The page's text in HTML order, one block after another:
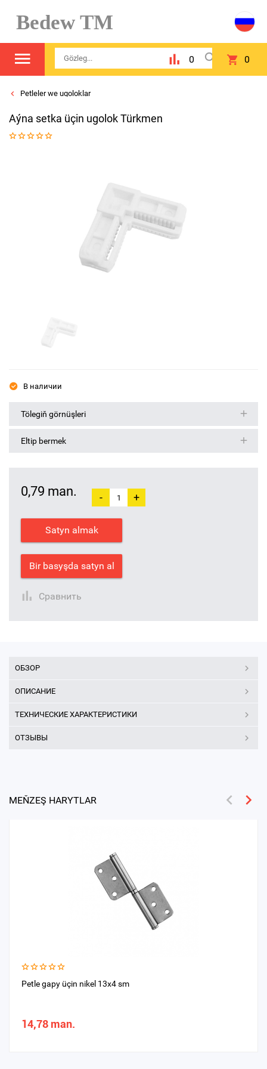
Bedew TM
0 0
Petleler we ugoloklar
Aýna setka üçin ugolok Türkmen
В наличии
Tölegiň görnüşleri
Eltip bermek
0,79 man. - +
Satyn almak
Bir basyşda satyn al
Сравнить
ОБЗОР
ОПИСАНИЕ
ТЕХНИЧЕСКИЕ ХАРАКТЕРИСТИКИ
ОТЗЫВЫ
MEŇZEŞ HARYTLAR
Petle gapy üçin nikel 13х4 sm
14,78 man.